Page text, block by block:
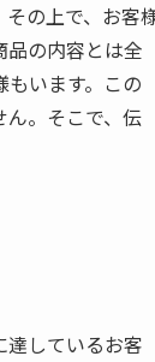
の上で、お客
の内容とは全
います。この
ん。そこで、伝
達しているお客